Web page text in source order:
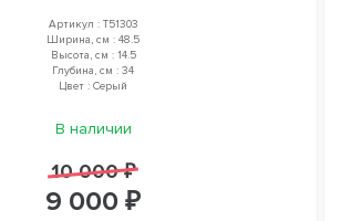
Артикул : T51303
Ширина, см : 48.5
Высота, см : 14.5
Глубина, см : 34
Цвет : Серый
В наличии
10 000 ₽
9 000 ₽